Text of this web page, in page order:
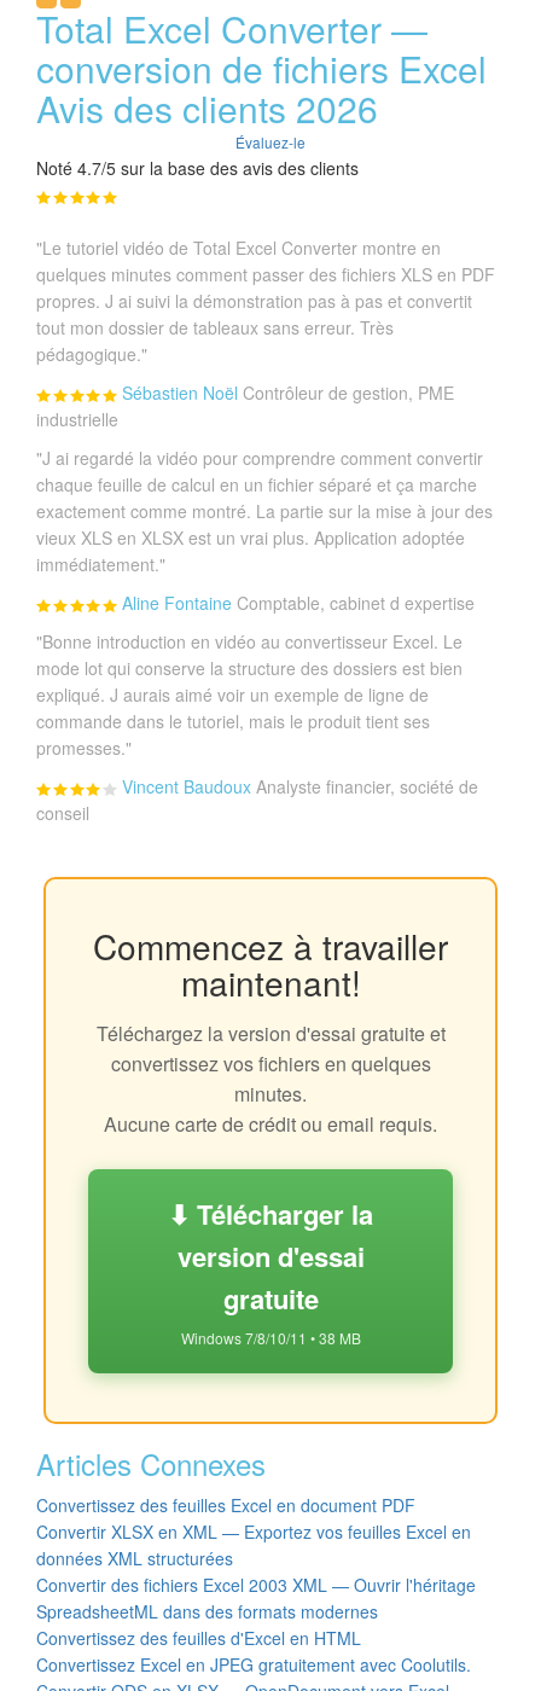
Total Excel Converter —
conversion de fichiers Excel
Avis des clients 2026
Évaluez-le
Noté 4.7/5 sur la base des avis des clients
"Le tutoriel vidéo de Total Excel Converter montre en
quelques minutes comment passer des fichiers XLS en PDF
propres. J ai suivi la démonstration pas à pas et convertit
tout mon dossier de tableaux sans erreur. Très
pédagogique."
Sébastien Noël Contrôleur de gestion, PME
industrielle
"J ai regardé la vidéo pour comprendre comment convertir
chaque feuille de calcul en un fichier séparé et ça marche
exactement comme montré. La partie sur la mise à jour des
vieux XLS en XLSX est un vrai plus. Application adoptée
immédiatement."
Aline Fontaine Comptable, cabinet d expertise
"Bonne introduction en vidéo au convertisseur Excel. Le
mode lot qui conserve la structure des dossiers est bien
expliqué. J aurais aimé voir un exemple de ligne de
commande dans le tutoriel, mais le produit tient ses
promesses."
Vincent Baudoux Analyste financier, société de
conseil
Commencez à travailler
maintenant!
Téléchargez la version d'essai gratuite et
convertissez vos fichiers en quelques
minutes.
Aucune carte de crédit ou email requis.
⬇ Télécharger la
version d'essai
gratuite
Windows 7/8/10/11 • 38 MB
Articles Connexes
Convertissez des feuilles Excel en document PDF
Convertir XLSX en XML — Exportez vos feuilles Excel en
données XML structurées
Convertir des fichiers Excel 2003 XML — Ouvrir l'héritage
SpreadsheetML dans des formats modernes
Convertissez des feuilles d'Excel en HTML
Convertissez Excel en JPEG gratuitement avec Coolutils.